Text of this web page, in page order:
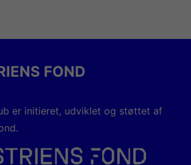
FOND
er initieret, udviklet og støttet af